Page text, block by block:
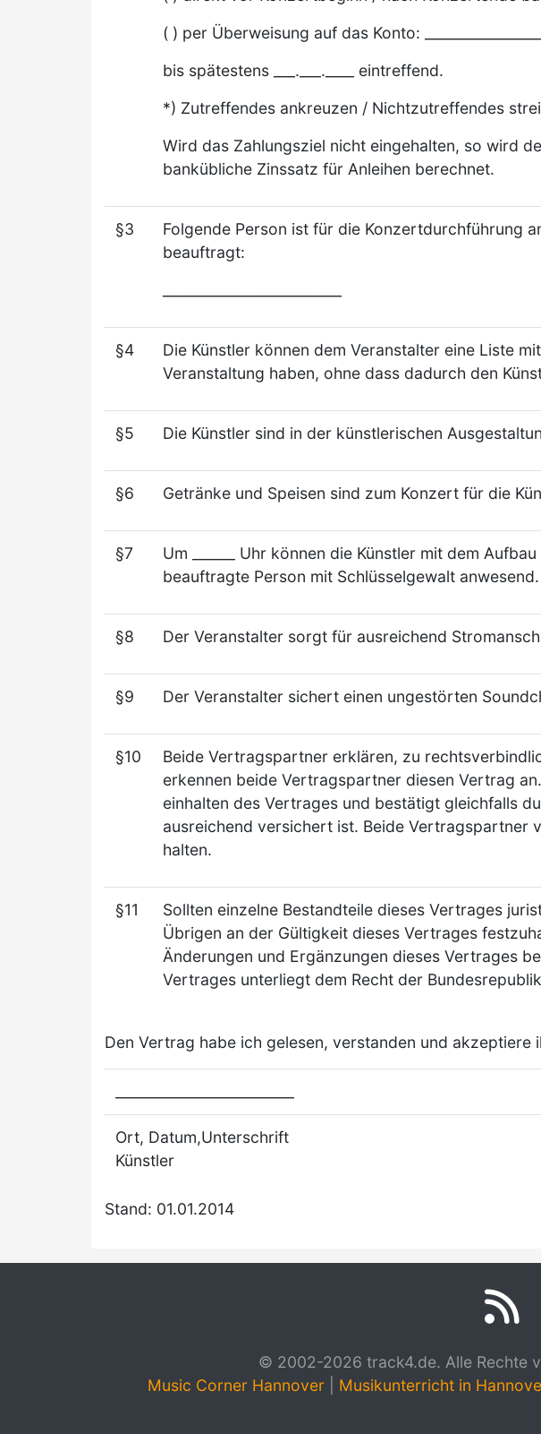
( ) per Überweisung auf das Konto:
bis spätestens ___.___.____ eintreffend.
*) Zutreffendes ankreuzen / Nichtzutreffendes
Wird das Zahlungsziel nicht eingehalten, so wird
bankübliche Zinssatz für Anleihen berechnet.
§3
Folgende Person ist für die Konzertdurchführung
beauftragt:
§4
Die Künstler können dem Veranstalter eine Liste
Veranstaltung haben, ohne dass dadurch den
§5 Die Künstler sind in der künstlerischen
§6 Getränke und Speisen sind zum Konzert für die
§7
Um ______ Uhr können die Künstler mit dem
beauftragte Person mit Schlüsselgewalt anwesend.
§8 Der Veranstalter sorgt für ausreichend
§9 Der Veranstalter sichert einen ungestörten
§10
Beide Vertragspartner erklären, zu
erkennen beide Vertragspartner diesen Vertrag
einhalten des Vertrages und bestätigt gleichfalls
ausreichend versichert ist. Beide Vertragspartner
halten.
§11
Sollten einzelne Bestandteile dieses Vertrages
Übrigen an der Gültigkeit dieses Vertrages
Änderungen und Ergänzungen dieses Vertrages
Vertrages unterliegt dem Recht der
Den Vertrag habe ich gelesen, verstanden und akzeptiere
Ort, Datum,Unterschrift
Künstler
Stand: 01.01.2014
© 2002-2026 track4.de. Alle Rechte
Music Corner Hannover
Musikunterricht in